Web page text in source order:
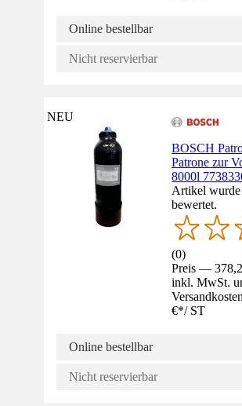
Online bestellbar
Nicht reservierbar
NEU
BOSCH
Patrone zur
8000l
Artikel
bewertet.
(0)
Preis —
inkl. MwSt.
€*/ ST
Online bestellbar
Nicht reservierbar